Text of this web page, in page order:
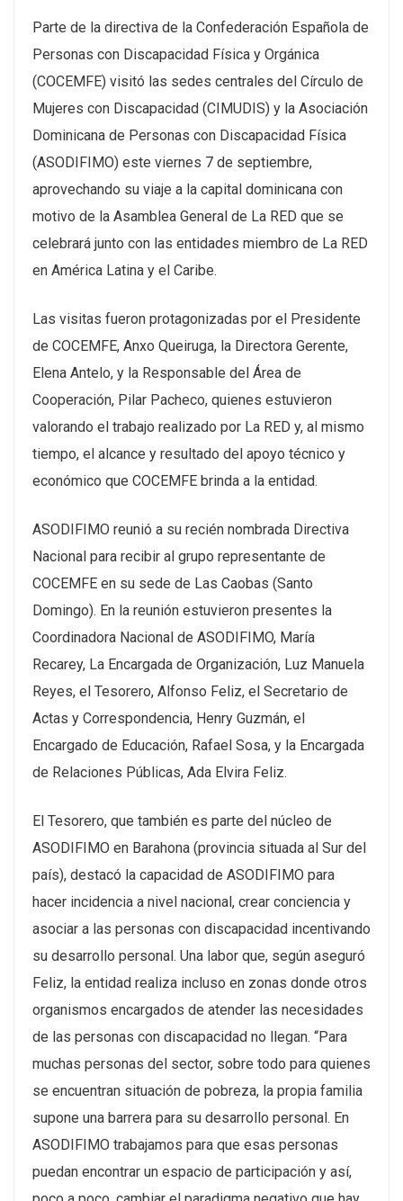
Parte de la directiva de la Confederación Española de
Personas con Discapacidad Física y Orgánica
(COCEMFE) visitó las sedes centrales del Círculo de
Mujeres con Discapacidad (CIMUDIS) y la Asociación
Dominicana de Personas con Discapacidad Física
(ASODIFIMO) este viernes 7 de septiembre,
aprovechando su viaje a la capital dominicana con
motivo de la Asamblea General de La RED que se
celebrará junto con las entidades miembro de La RED
en América Latina y el Caribe.
Las visitas fueron protagonizadas por el Presidente
de COCEMFE, Anxo Queiruga, la Directora Gerente,
Elena Antelo, y la Responsable del Área de
Cooperación, Pilar Pacheco, quienes estuvieron
valorando el trabajo realizado por La RED y, al mismo
tiempo, el alcance y resultado del apoyo técnico y
económico que COCEMFE brinda a la entidad.
ASODIFIMO reunió a su recién nombrada Directiva
Nacional para recibir al grupo representante de
COCEMFE en su sede de Las Caobas (Santo
Domingo). En la reunión estuvieron presentes la
Coordinadora Nacional de ASODIFIMO, María
Recarey, La Encargada de Organización, Luz Manuela
Reyes, el Tesorero, Alfonso Feliz, el Secretario de
Actas y Correspondencia, Henry Guzmán, el
Encargado de Educación, Rafael Sosa, y la Encargada
de Relaciones Públicas, Ada Elvira Feliz.
El Tesorero, que también es parte del núcleo de
ASODIFIMO en Barahona (provincia situada al Sur del
país), destacó la capacidad de ASODIFIMO para
hacer incidencia a nivel nacional, crear conciencia y
asociar a las personas con discapacidad incentivando
su desarrollo personal. Una labor que, según aseguró
Feliz, la entidad realiza incluso en zonas donde otros
organismos encargados de atender las necesidades
de las personas con discapacidad no llegan. “Para
muchas personas del sector, sobre todo para quienes
se encuentran situación de pobreza, la propia familia
supone una barrera para su desarrollo personal. En
ASODIFIMO trabajamos para que esas personas
puedan encontrar un espacio de participación y así,